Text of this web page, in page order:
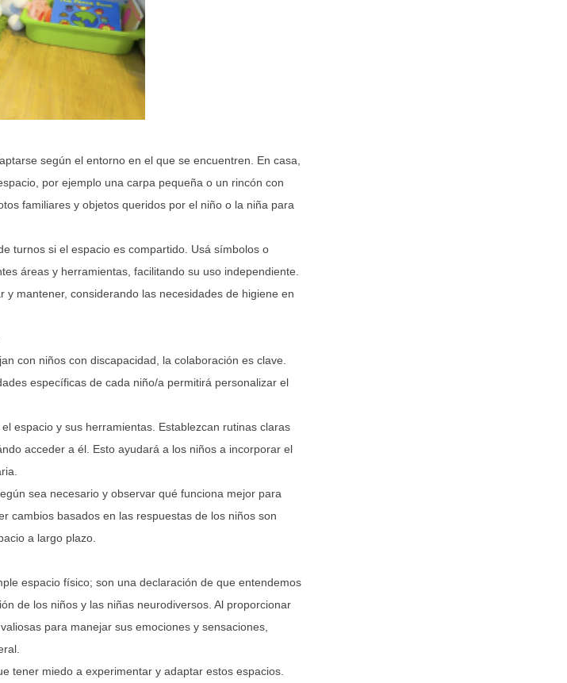
según el entorno en el que se encuentren. En casa,
por ejemplo una carpa pequeña o un rincón con
familiares y objetos queridos por el niño o la niña para
turnos si el espacio es compartido. Usá símbolos o
áreas y herramientas, facilitando su uso independiente.
mantener, considerando las necesidades de higiene en
con niños con discapacidad, la colaboración es clave.
específicas de cada niño/a permitirá personalizar el
espacio y sus herramientas. Establezcan rutinas claras
acceder a él. Esto ayudará a los niños a incorporar el
sea necesario y observar qué funciona mejor para
cambios basados en las respuestas de los niños son
a largo plazo.
espacio físico; son una declaración de que entendemos
de los niños y las niñas neurodiversos. Al proporcionar
para manejar sus emociones y sensaciones,
tener miedo a experimentar y adaptar estos espacios.